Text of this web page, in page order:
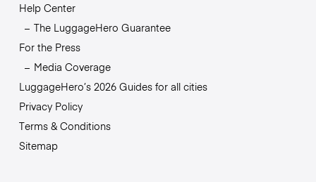
Help Center
The LuggageHero Guarantee
For the Press
Media Coverage
LuggageHero’s 2026 Guides for all cities
Privacy Policy
Terms & Conditions
Sitemap